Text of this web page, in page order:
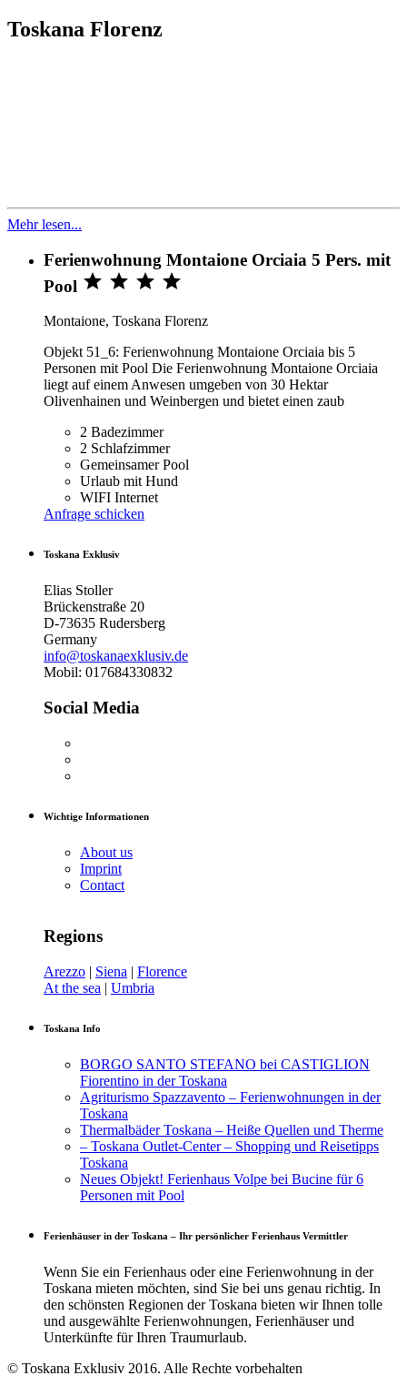
Toskana Florenz
Mehr lesen...
Ferienwohnung Montaione Orciaia 5 Pers. mit
Pool    
Montaione, Toskana Florenz
Objekt 51_6: Ferienwohnung Montaione Orciaia bis 5
Personen mit Pool Die Ferienwohnung Montaione Orciaia
liegt auf einem Anwesen umgeben von 30 Hektar
Olivenhainen und Weinbergen und bietet einen zaub
2 Badezimmer
2 Schlafzimmer
Gemeinsamer Pool
Urlaub mit Hund
WIFI Internet
Anfrage schicken
Toskana Exklusiv
Elias Stoller
Brückenstraße 20
D-73635 Rudersberg
Germany
info@toskanaexklusiv.de
Mobil: 017684330832
Social Media
Wichtige Informationen
About us
Imprint
Contact
Regions
Arezzo | Siena | Florence
At the sea | Umbria
Toskana Info
BORGO SANTO STEFANO bei CASTIGLION
Fiorentino in der Toskana
Agriturismo Spazzavento – Ferienwohnungen in der
Toskana
Thermalbäder Toskana – Heiße Quellen und Therme
– Toskana Outlet-Center – Shopping und Reisetipps
Toskana
Neues Objekt! Ferienhaus Volpe bei Bucine für 6
Personen mit Pool
Ferienhäuser in der Toskana – Ihr persönlicher Ferienhaus Vermittler
Wenn Sie ein Ferienhaus oder eine Ferienwohnung in der
Toskana mieten möchten, sind Sie bei uns genau richtig. In
den schönsten Regionen der Toskana bieten wir Ihnen tolle
und ausgewählte Ferienwohnungen, Ferienhäuser und
Unterkünfte für Ihren Traumurlaub.
© Toskana Exklusiv 2016. Alle Rechte vorbehalten